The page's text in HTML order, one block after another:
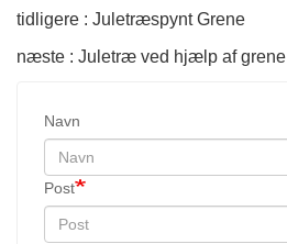
tidligere : Juletræspynt Grene
næste : Juletræ ved hjælp af grene
Navn
Post